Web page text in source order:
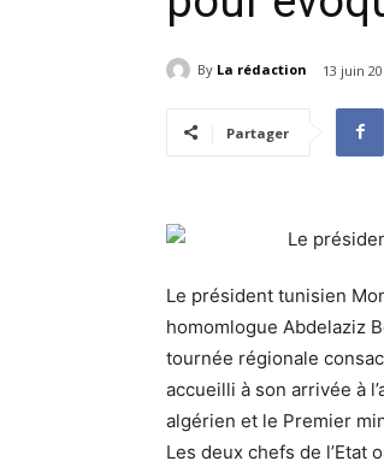
By La rédaction 13 juin
Partager
Le président tunisien
homomlogue Abdelaziz
tournée régionale
accueilli à son arrivée à
algérien et le Premier
Les deux chefs de